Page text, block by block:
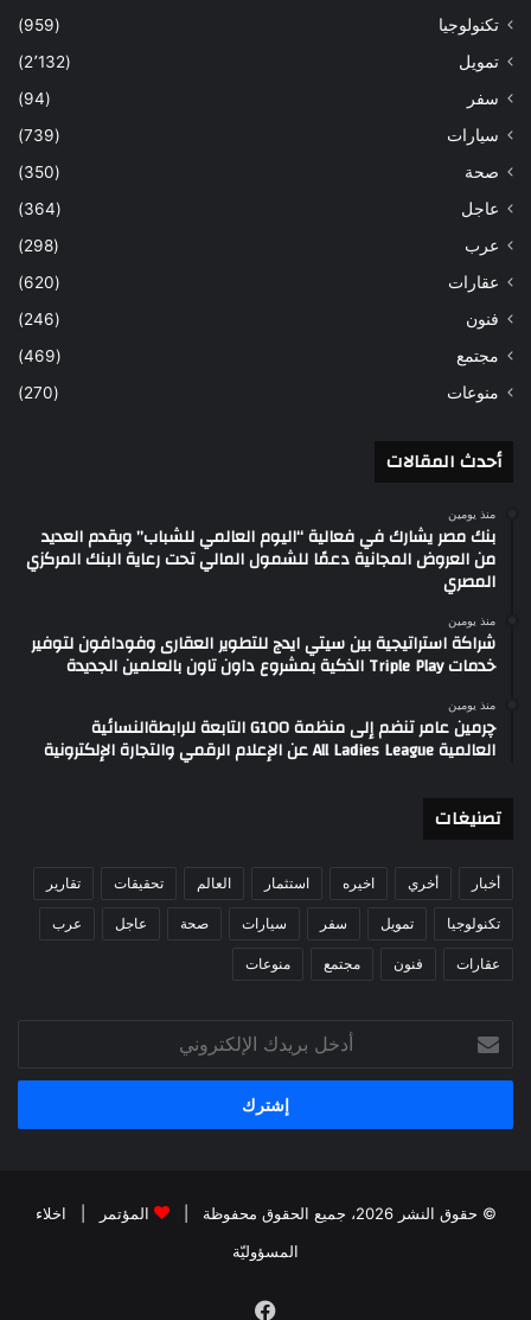
تكنولوجيا
(959)
تمويل
(2٬132)
سفر
(94)
سيارات
(739)
صحة
(350)
عاجل
(364)
عرب
(298)
عقارات
(620)
فنون
(246)
مجتمع
(469)
منوعات
(270)
أحدث المقالات
منذ يومين
بنك مصر يشارك في فعالية “اليوم العالمي للشباب” ويقدم العديد
من العروض المجانية دعمًا للشمول المالي تحت رعاية البنك المركزي
المصري
منذ يومين
شراكة استراتيجية بين سيتي ايدج للتطوير العقارى وفودافون لتوفير
خدمات Triple Play الذكية بمشروع داون تاون بالعلمين الجديدة
منذ يومين
چرمين عامر تنضم إلى منظمة G100 التابعة للرابطةالنسائية
العالمية All Ladies League عن الإعلام الرقمي والتجارة الإلكترونية
تصنيغات
أخبار أخري اخيره استثمار العالم تحقيقات تقارير
تكنولوجيا تمويل سفر سيارات صحة عاجل عرب
عقارات فنون مجتمع منوعات
بريدك
الإلكتروني
© حقوق النشر 2026، جميع الحقوق محفوظة | المؤتمر
اخلاء
المسؤوليّة
فيسبوك